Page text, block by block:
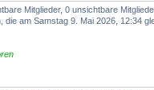
Mitglieder, 0 unsichtbare
die am Samstag 9. Mai 2026, 12:34